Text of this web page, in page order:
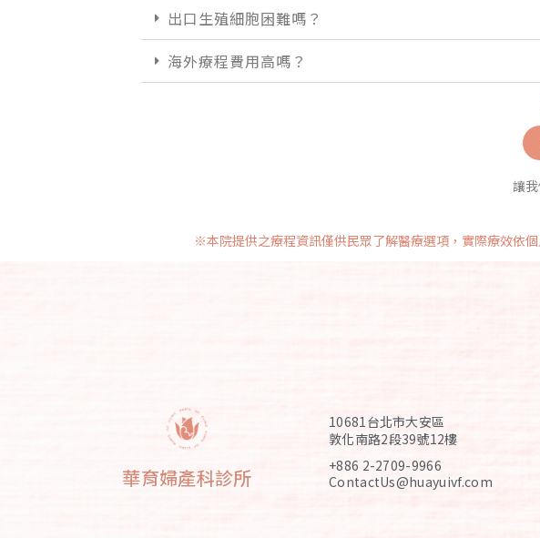
出口生殖細胞困難嗎？
海外療程費用高嗎？
讓
※本院提供之療程資訊僅供民眾了解醫療選項，實際療效依
華育婦產科診所
10681台北市大安區
敦化南路2段39號12樓
+886 2-2709-9966
ContactUs@huayuivf.com